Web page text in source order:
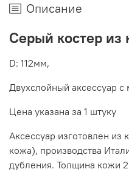
Описание
Серый костер из
D: 112мм,
Двухслойный аксессуар с
Цена указана за 1 штуку
Аксессуар изготовлен
кожа), производства
дубления. Толщина кожи